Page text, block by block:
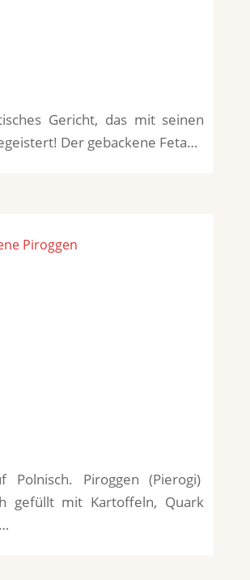
Gericht, das mit seinen
Der gebackene Feta…
Piroggen
Polnisch. Piroggen (Pierogi)
gefüllt mit Kartoffeln, Quark